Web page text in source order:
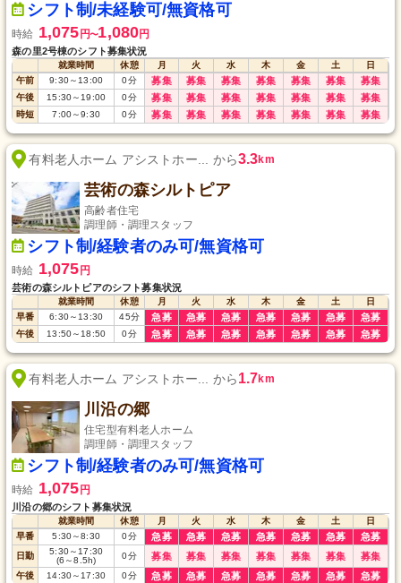
シフト制/未経験可/無資格可
時給 1,075 円〜1,080円
森の里2号棟のシフト募集状況
就業時間 休憩 月 火 水 木 金 土
日
午前
9:30～ 13:00 0分 募集 募集 募集 募集 募集 募集 募集
午後 15:30～ 19:00 0分 募集 募集 募集 募集 募集 募集 募集
時短 7:00～9:30 0分 募集 募集 募集 募集 募集 募集 募集
有料老人ホーム アシストホー... から3.3km
芸術の森シルトピア
高齢者住宅
調理師・調理スタッフ
シフト制/経験者のみ可/無資格可
時給 1,075 円
芸術の森シルトピアのシフト募集状況
就業時間 休憩 月 火 水 木 金 土
日
早番
6:30～ 13:30 45分 急募 急募 急募 急募 急募 急募 急募
午後 13:50～ 18:50 0分 急募 急募 急募 急募 急募 急募 急募
有料老人ホーム アシストホー... から1.7km
川沿の郷
住宅型有料老人ホーム
調理師・調理スタッフ
シフト制/経験者のみ可/無資格可
時給 1,075 円
川沿の郷のシフト募集状況
就業時間 休憩 月 火 水 木 金 土
日
早番
5:30～8:30 0分 急募 急募 急募 急募 急募 急募 急募
日勤 5:30～ 17:30
(6 ～8.5h) 0分 募集 募集 募集 募集 募集 募集 募集
午後 14:30～ 17:30 0分 急募 急募 急募 急募 急募 急募 急募